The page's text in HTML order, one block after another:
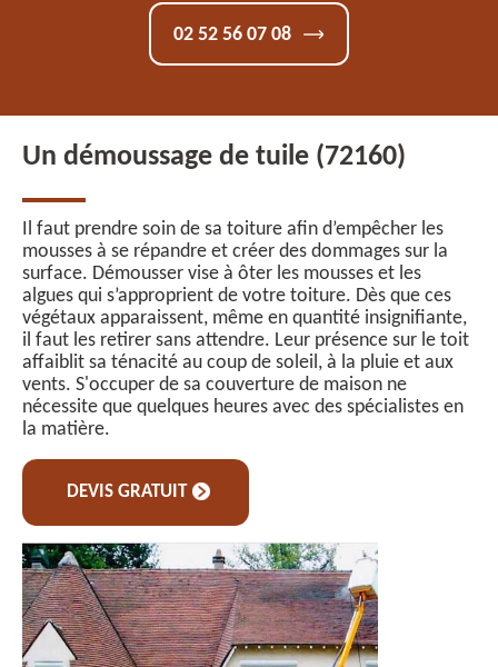
02 52 56 07 08
Un démoussage de tuile (72160)
Il faut prendre soin de sa toiture afin d’empêcher les
mousses à se répandre et créer des dommages sur la
surface. Démousser vise à ôter les mousses et les
algues qui s’approprient de votre toiture. Dès que ces
végétaux apparaissent, même en quantité insignifiante,
il faut les retirer sans attendre. Leur présence sur le toit
affaiblit sa ténacité au coup de soleil, à la pluie et aux
vents. S'occuper de sa couverture de maison ne
nécessite que quelques heures avec des spécialistes en
la matière.
DEVIS GRATUIT